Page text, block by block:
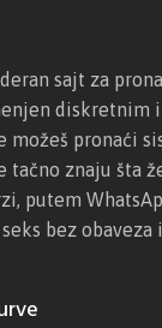
sajt za
diskretnim
možeš pronaći
tačno znaju šta
putem
bez obaveza